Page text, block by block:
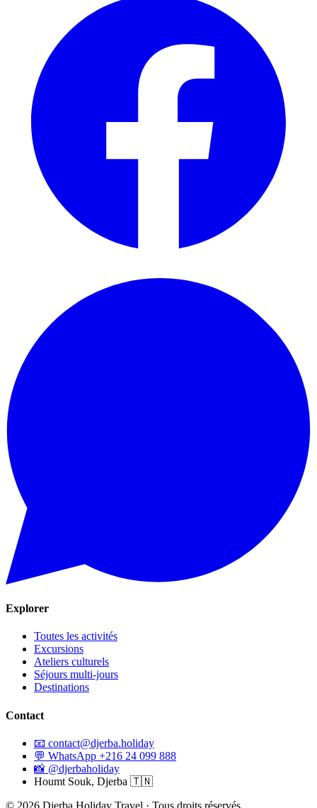
Explorer
Toutes les activités
Excursions
Ateliers culturels
Séjours multi-jours
Destinations
Contact
📧 contact@djerba.holiday
💬 WhatsApp +216 24 099 888
📸 @djerbaholiday
Houmt Souk, Djerba 🇹🇳
© 2026 Djerba Holiday Travel · Tous droits réservés